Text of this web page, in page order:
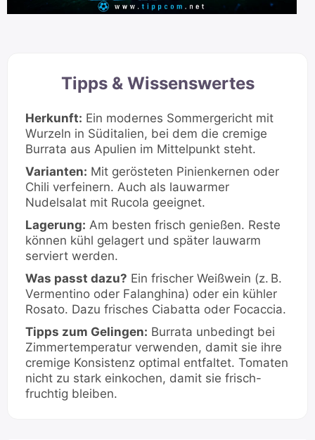
Tipps & Wissenswertes
Herkunft: Ein modernes Sommergericht mit
Wurzeln in Süditalien, bei dem die cremige
Burrata aus Apulien im Mittelpunkt steht.
Varianten: Mit gerösteten Pinienkernen oder
Chili verfeinern. Auch als lauwarmer
Nudelsalat mit Rucola geeignet.
Lagerung: Am besten frisch genießen. Reste
können kühl gelagert und später lauwarm
serviert werden.
Was passt dazu? Ein frischer Weißwein (z. B.
Vermentino oder Falanghina) oder ein kühler
Rosato. Dazu frisches Ciabatta oder Focaccia.
Tipps zum Gelingen: Burrata unbedingt bei
Zimmertemperatur verwenden, damit sie ihre
cremige Konsistenz optimal entfaltet. Tomaten
nicht zu stark einkochen, damit sie frisch-
fruchtig bleiben.